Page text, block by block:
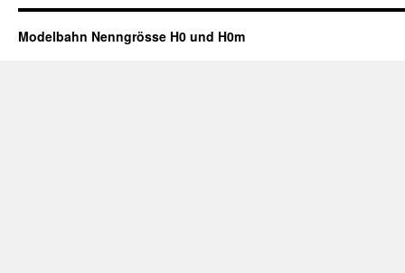
Modelbahn Nenngrösse H0 und H0m